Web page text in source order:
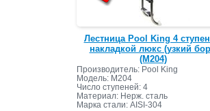
Лестница Pool King 4
накладкой люкс (узкий
(M204)
Производитель: Pool King
Модель: M204
Число ступеней: 4
Материал: Нерж. сталь
Марка стали: AISI-304